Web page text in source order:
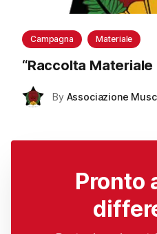
Campagna Materiale
“Raccolta Materiale
By Associazione
Pronto